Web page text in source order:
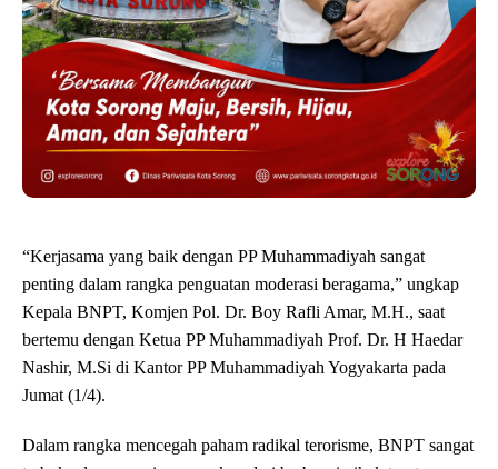
“Kerjasama yang baik dengan PP Muhammadiyah sangat
penting dalam rangka penguatan moderasi beragama,” ungkap
Kepala BNPT, Komjen Pol. Dr. Boy Rafli Amar, M.H., saat
bertemu dengan Ketua PP Muhammadiyah Prof. Dr. H Haedar
Nashir, M.Si di Kantor PP Muhammadiyah Yogyakarta pada
Jumat (1/4).
Dalam rangka mencegah paham radikal terorisme, BNPT sangat